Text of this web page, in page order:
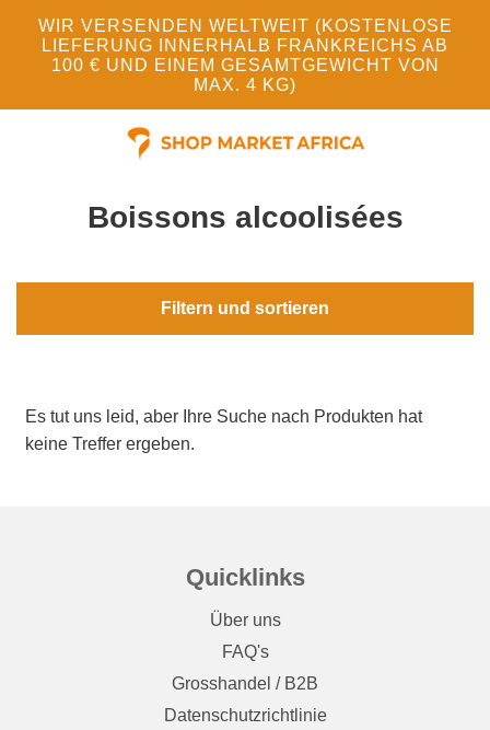
WIR VERSENDEN WELTWEIT (KOSTENLOSE
LIEFERUNG INNERHALB FRANKREICHS AB
100 € UND EINEM GESAMTGEWICHT VON
MAX. 4 KG)
Boissons alcoolisées
Filtern und sortieren
Es tut uns leid, aber Ihre Suche nach Produkten hat
keine Treffer ergeben.
Quicklinks
Über uns
FAQ's
Grosshandel / B2B
Datenschutzrichtlinie